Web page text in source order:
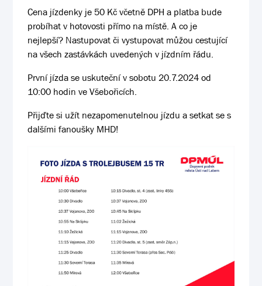
Cena jízdenky je 50 Kč včetně DPH a platba bude
probíhat v hotovosti přímo na místě. A co je
nejlepší? Nastupovat či vystupovat můžou cestující
na všech zastávkách uvedených v jízdním řádu.
První jízda se uskuteční v sobotu 20.7.2024 od
10:00 hodin ve Všebořicích.
Přijďte si užít nezapomenutelnou jízdu a setkat se s
dalšími fanoušky MHD!